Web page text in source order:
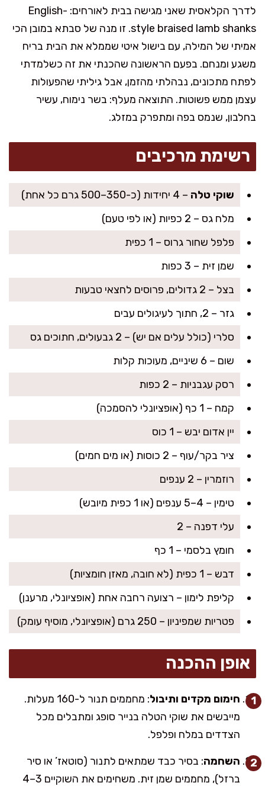
לדרך הקלאסית שאני מגישה בבית לאורחים: English-
style braised lamb shanks. זו מנה של סבתא במובן הכי
אמיתי של המילה, עם בישול איטי שממלא את הבית בריח
משגע ומנחם. בפעם הראשונה שהכנתי את זה כשלמדתי
לפתח מתכונים, נבהלתי מהזמן, אבל גיליתי שהפעולות
עצמן ממש פשוטות. התוצאה מעלף: בשר נימוח, עשיר
בחלבון, שנמס בפה ומתפרק במזלג.
רשימת מרכיבים
שוקי טלה – 4 יחידות (כ-350–500 גרם כל אחת)
מלח גס – 2 כפיות (או לפי טעם)
פלפל שחור גרוס – 1 כפית
שמן זית – 3 כפות
בצל – 2 גדולים, פרוסים לחצאי טבעות
גזר – 2, חתוך לעיגולים עבים
סלרי (כולל עלים אם יש) – 2 גבעולים, חתוכים גס
שום – 6 שיניים, מעוכות קלות
רסק עגבניות – 2 כפות
קמח – 1 כף (אופציונלי להסמכה)
יין אדום יבש – 1 כוס
ציר בקר/עוף – 2 כוסות (או מים חמים)
רוזמרין – 2 ענפים
טימין – 4–5 ענפים (או 1 כפית מיובש)
עלי דפנה – 2
חומץ בלסמי – 1 כף
דבש – 1 כפית (לא חובה, מאזן חומציות)
קליפת לימון – רצועה רחבה אחת (אופציונלי, מרענן)
פטריות שמפיניון – 250 גרם (אופציונלי, מוסיף עומק)
אופן ההכנה
חימום מקדים ותיבול
: מחממים תנור ל-160 מעלות.
מייבשים את שוקי הטלה בנייר סופג ומתבלים מכל
הצדדים במלח ופלפל.
השחמה: בסיר כבד שמתאים לתנור (סוטאז’ או סיר
ברזל), מחממים שמן זית. משחימים את השוקיים 3–4